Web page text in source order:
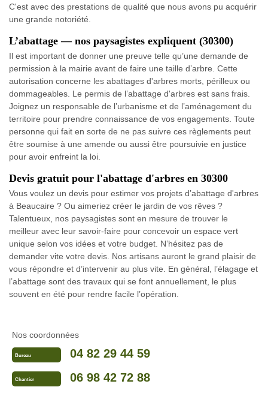
C'est avec des prestations de qualité que nous avons pu acquérir
une grande notoriété.
L’abattage — nos paysagistes expliquent (30300)
Il est important de donner une preuve telle qu’une demande de
permission à la mairie avant de faire une taille d’arbre. Cette
autorisation concerne les abattages d'arbres morts, périlleux ou
dommageables. Le permis de l’abattage d'arbres est sans frais.
Joignez un responsable de l’urbanisme et de l’aménagement du
territoire pour prendre connaissance de vos engagements. Toute
personne qui fait en sorte de ne pas suivre ces règlements peut
être soumise à une amende ou aussi être poursuivie en justice
pour avoir enfreint la loi.
Devis gratuit pour l'abattage d'arbres en 30300
Vous voulez un devis pour estimer vos projets d’abattage d'arbres
à Beaucaire ? Ou aimeriez créer le jardin de vos rêves ?
Talentueux, nos paysagistes sont en mesure de trouver le
meilleur avec leur savoir-faire pour concevoir un espace vert
unique selon vos idées et votre budget. N’hésitez pas de
demander vite votre devis. Nos artisans auront le grand plaisir de
vous répondre et d’intervenir au plus vite. En général, l’élagage et
l’abattage sont des travaux qui se font annuellement, le plus
souvent en été pour rendre facile l’opération.
Nos coordonnées
Bureau 04 82 29 44 59
Chantier 06 98 42 72 88